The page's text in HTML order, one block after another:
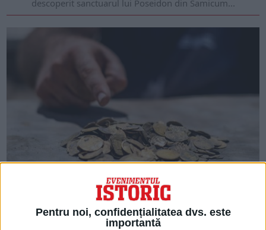
Pentru noi, confidențialitatea dvs. este
importantă
descoperit sanctuarul lui Poseidon din Samicum...
Descoperirea unui tezaur de monede din Epoca Islamică
Arheologii au descoperit un tezaur de monede din Epoca
Islamică în timpul săpăturilor din Esna, Egipt.